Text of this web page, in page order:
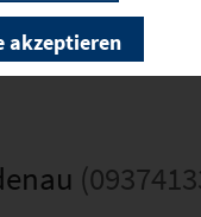
akzeptieren